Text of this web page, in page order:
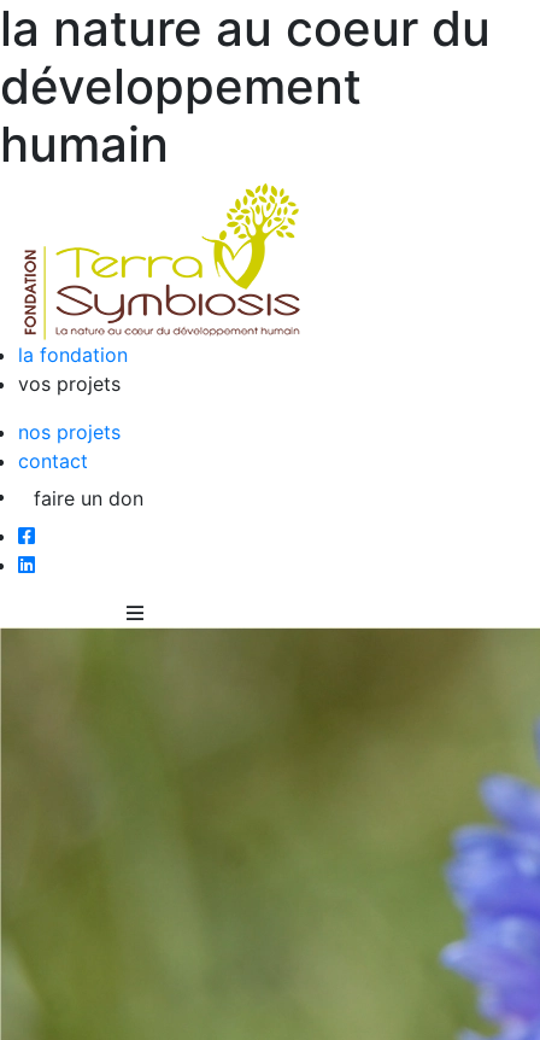
la nature au coeur du
développement
humain
la fondation
vos projets
nos projets
contact
faire un don